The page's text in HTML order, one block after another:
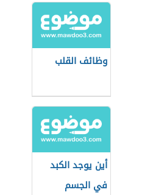
وظائف القلب
أين يوجد الكبد
في الجسم